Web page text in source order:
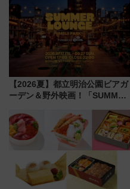
【2026夏】都立明治公園ビアガ
ーデン＆野外映画！「SUMMER
ケジュール 夜風とビール、映画
を満喫！